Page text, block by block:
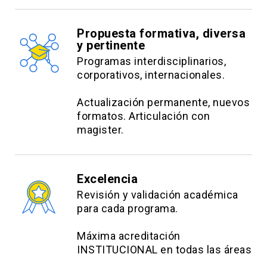
Propuesta formativa, diversa
y pertinente
Programas interdisciplinarios,
corporativos, internacionales.
Actualización permanente, nuevos
formatos. Articulación con
magister.
Excelencia
Revisión y validación académica
para cada programa.
Máxima acreditación
INSTITUCIONAL en todas las áreas